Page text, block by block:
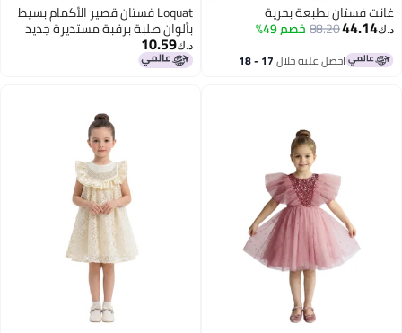
غانت فستان بطبعة بحرية
د.ك‏44.14
88.20خصم 49%
احصل عليه خلال 17 - 18
6
Loquat فستان قصير الأكمام بسيط
بألوان صلبة برقبة مستديرة جديد
مع جيوب
د.ك‏10.59